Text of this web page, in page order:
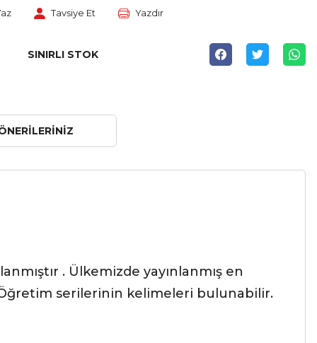
Tavsiye Et Yazdır
SINIRLI STOK
. Ülkemizde yayınlanmış en
serilerinin kelimeleri bulunabilir.